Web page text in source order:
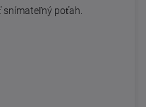
snímateľný poťah.